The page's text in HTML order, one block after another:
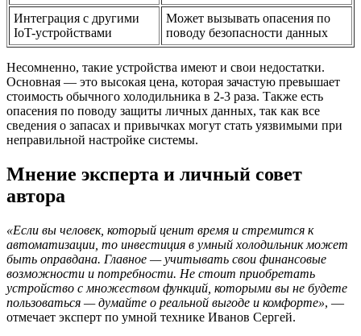
Интеграция с другими
IoT-устройствами
Может вызывать опасения по
поводу безопасности данных
Несомненно, такие устройства имеют и свои недостатки.
Основная — это высокая цена, которая зачастую превышает
стоимость обычного холодильника в 2-3 раза. Также есть
опасения по поводу защиты личных данных, так как все
сведения о запасах и привычках могут стать уязвимыми при
неправильной настройке системы.
Мнение эксперта и личный совет
автора
«Если вы человек, который ценит время и стремится к
автоматизации, то инвестиция в умный холодильник может
быть оправдана. Главное — учитывать свои финансовые
возможности и потребности. Не стоит приобретать
устройство с множеством функций, которыми вы не будете
пользоваться — думайте о реальной выгоде и комфорте», —
отмечает эксперт по умной технике Иванов Сергей.